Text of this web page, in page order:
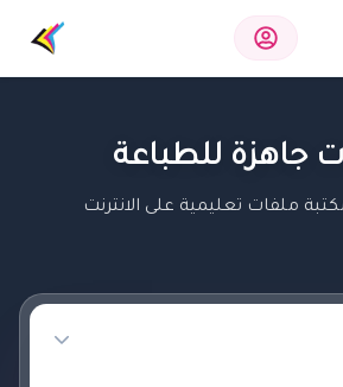
جاهزة للطباعة
ملفات تعليمية على الانترنت